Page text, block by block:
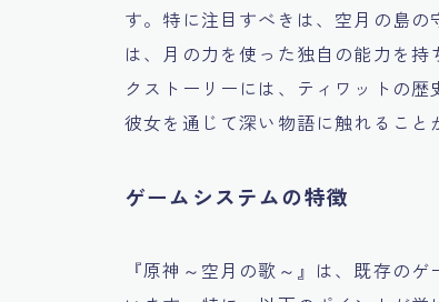
す。特に注目すべきは、空月の島
は、月の力を使った独自の能力を
クストーリーには、ティワットの
彼女を通じて深い物語に触れること
ゲームシステムの特徴
『原神～空月の歌～』は、既存の